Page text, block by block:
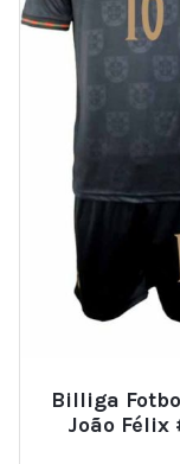
Billiga
João Félix